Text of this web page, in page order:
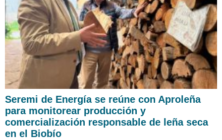
Seremi de Energía se reúne con Aproleña
para monitorear producción y
comercialización responsable de leña seca
en el Biobío